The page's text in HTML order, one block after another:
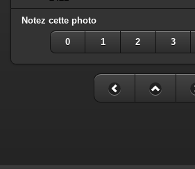
Notez cette photo
0 1 2 3